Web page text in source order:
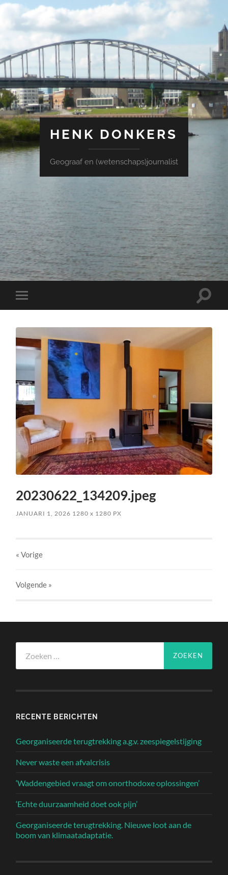
HENK DONKERS
Geograaf en (wetenschaps)journalist
mobiel
Toggle
20230622_134209.jpeg
JANUARI 1, 2026 1280x 1280 PX
« Vorige
Volgende »
naar:
RECENTE BERICHTEN
Georganiseerde terugtrekking a.g.v. zeespiegelstijging
Never waste een afvalcrisis
‘Waddengebied vraagt om onorthodoxe oplossingen’
‘Echte duurzaamheid doet ook pijn’
Georganiseerde terugtrekking. Nieuwe loot aan de
boom van klimaatadaptatie.